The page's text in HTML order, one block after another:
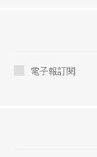
電子報訂閱: